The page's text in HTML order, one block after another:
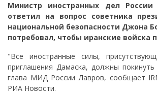
Министр иностранных дел России
ответил на вопрос советника
национальной безопасности Джона
потребовал, чтобы иранские войска
"Все иностранные силы,
приглашения Дамаска, должны покинуть
глава МИД России Лавров, сообщает
РИА Новости.